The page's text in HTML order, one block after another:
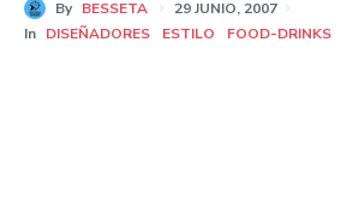
By BESSETA
29 JUNIO, 2007
In DISEÑADORES ESTILO FOOD-DRINKS